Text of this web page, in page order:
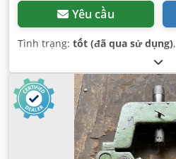
Yêu cầu
Tình trạng: tốt (đã qua sử dụng),